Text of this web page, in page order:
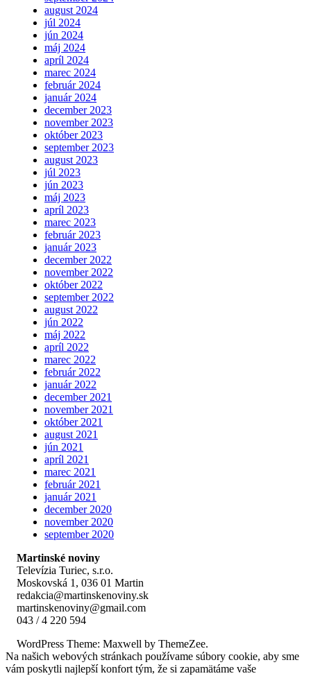
august 2024
júl 2024
jún 2024
máj 2024
apríl 2024
marec 2024
február 2024
január 2024
december 2023
november 2023
október 2023
september 2023
august 2023
júl 2023
jún 2023
máj 2023
apríl 2023
marec 2023
február 2023
január 2023
december 2022
november 2022
október 2022
september 2022
august 2022
jún 2022
máj 2022
apríl 2022
marec 2022
február 2022
január 2022
december 2021
november 2021
október 2021
august 2021
jún 2021
apríl 2021
marec 2021
február 2021
január 2021
december 2020
november 2020
september 2020
Martinské noviny
Televízia Turiec, s.r.o.
Moskovská 1, 036 01 Martin
redakcia@martinskenoviny.sk
martinskenoviny@gmail.com
043 / 4 220 594
WordPress Theme: Maxwell by ThemeZee.
Na našich webových stránkach používame súbory cookie, aby sme
vám poskytli najlepší konfort tým, že si zapamätáme vaše